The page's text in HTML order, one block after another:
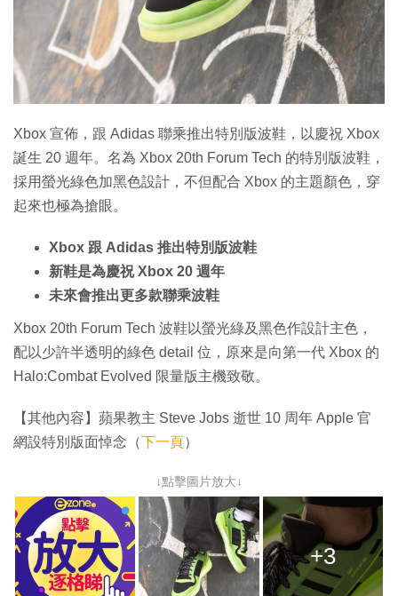
Xbox 宣佈，跟 Adidas 聯乘推出特別版波鞋，以慶祝 Xbox
誕生 20 週年。名為 Xbox 20th Forum Tech 的特別版波鞋，
採用螢光綠色加黑色設計，不但配合 Xbox 的主題顏色，穿
起來也極為搶眼。
Xbox 跟 Adidas 推出特別版波鞋
新鞋是為慶祝 Xbox 20 週年
未來會推出更多款聯乘波鞋
Xbox 20th Forum Tech 波鞋以螢光綠及黑色作設計主色，
配以少許半透明的綠色 detail 位，原來是向第一代 Xbox 的
Halo:Combat Evolved 限量版主機致敬。
【其他內容】蘋果教主 Steve Jobs 逝世 10 周年 Apple 官
網設特別版面悼念（下一頁）
↓點擊圖片放大↓
+3